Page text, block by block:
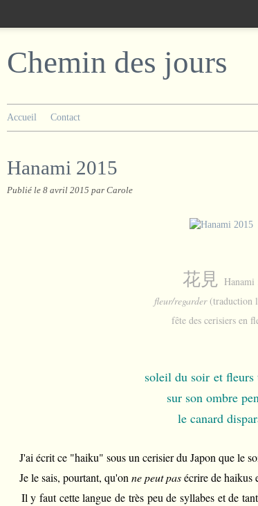
Chemin des jours
Accueil Contact
Hanami 2015
Publié le 8 avril 2015 par Carole
花見 Hanami
fleur/regarder(traduction
fête des cerisiers en
soleil du soir et fleurs
sur son ombre
le canard
J'ai écrit ce "haiku" sous un cerisier du Japon que le
Je le sais, pourtant, qu'on ne peut pasécrire de haikus
Il y faut cette langue de très peu de syllabes et de